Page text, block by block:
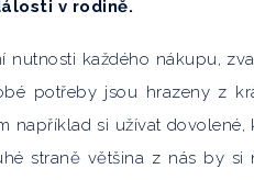
v rodině.
nutnosti každého nákupu,
potřeby jsou hrazeny z
například si užívat
straně většina z nás by